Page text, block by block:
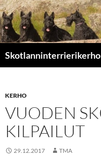
KERHO
VUODEN
KILPAILUT
29.12.2017 TMA